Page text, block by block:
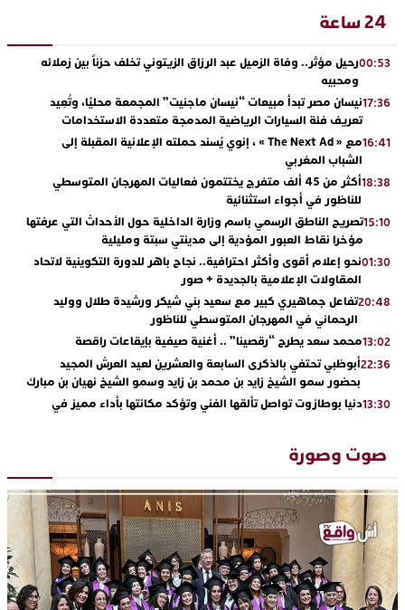
24 ساعة
00:53رحيل مؤثر.. وفاة الزميل عبد الرزاق الزيتوني تخلف حزناً بين زملائه
ومحبيه
17:36نيسان مصر تبدأ مبيعات “نيسان ماجنيت” المجمعة محليًا، وتُعِيد
تعريف فئة السيارات الرياضية المدمجة متعددة الاستخدامات
16:41
مع « The Next Ad » ، إنوي يُسند حملته الإعلانية المقبلة إلى
الشباب المغربي
18:38
أكثر من 45 ألف متفرج يختتمون فعاليات المهرجان المتوسطي
للناظور في أجواء استثنائية
15:10تصريح الناطق الرسمي باسم وزارة الداخلية حول الأحداث التي عرفتها
مؤخرا نقاط العبور المؤدية إلى مدينتي سبتة ومليلية
01:30نحو إعلام أقوى وأكثر احترافية.. نجاح باهر للدورة التكوينية لاتحاد
المقاولات الإعلامية بالجديدة + صور
20:48تفاعل جماهيري كبير مع سعيد بني شيكر ورشيدة طلال ووليد
الرحماني في المهرجان المتوسطي للناظور
13:02محمد سعد يطرح “رقصينا” .. أغنية صيفية بإيقاعات راقصة
22:36أبوظبي تحتفي بالذكرى السابعة والعشرين لعيد العرش المجيد
بحضور سمو الشيخ زايد بن محمد بن زايد وسمو الشيخ نهيان بن مبارك
13:30دنيا بوطازوت تواصل تألقها الفني وتؤكد مكانتها بأداء مميز في
رهينتين من قبضة ذي سوابق بالجديدة
اتحاد المقاولات الإعلامية يقود قاطرة التكوين بالجديدة ويستضيف
الإعلامي سعيد بلفقير في دورة استثنائية
23:18 ترسيخا لثقافة ترشيد الموارد المائية.. اختتام فعاليات النسخة الثانية
من “القرية الذكية للماء” بمركز الاصطياف ببوزنيقة
17:36 من الراب والراي إلى العيطة والأغنية الأمازيغية.. مهرجان الناظور
المتوسطي يحتفي بتنوع الموسيقى المغربية
صوت وصورة